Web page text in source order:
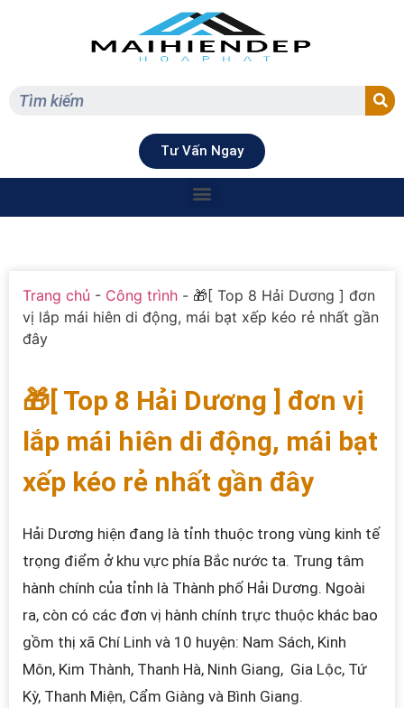
Tư Vấn Ngay
Trang chủ - Công trình - 🎁[ Top 8 Hải Dương ] đơn
vị lắp mái hiên di động, mái bạt xếp kéo rẻ nhất gần
đây
🎁[ Top 8 Hải Dương ] đơn vị
lắp mái hiên di động, mái bạt
xếp kéo rẻ nhất gần đây
Hải Dương hiện đang là tỉnh thuộc trong vùng kinh tế
trọng điểm ở khu vực phía Bắc nước ta. Trung tâm
hành chính của tỉnh là Thành phố Hải Dương. Ngoài
ra, còn có các đơn vị hành chính trực thuộc khác bao
gồm thị xã Chí Linh và 10 huyện: Nam Sách, Kinh
Môn, Kim Thành, Thanh Hà, Ninh Giang, Gia Lộc, Tứ
Kỳ, Thanh Miện, Cẩm Giàng và Bình Giang.